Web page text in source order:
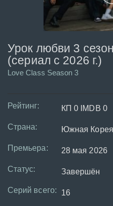
Урок любви 3
(сериал с 2026 г.)
Love Class Season 3
Рейтинг: КП 0 IMDB 0
Страна: Южная Корея
Премьера: 28 мая 2026
Статус: Завершён
Серий всего: 16